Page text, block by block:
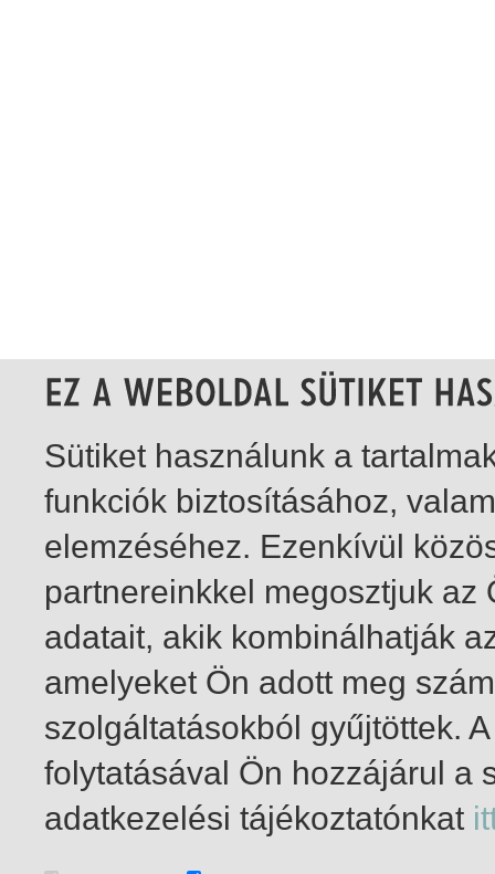
1-3 / összesen 3 találat
Sütiket használunk a
funkciók biztosításához,
elemzéséhez. Ezenkívül
partnereinkkel megosztjuk
adatait, akik kombinálhatják
amelyeket Ön adott meg
szolgáltatásokból gyűjtöttek.
folytatásával Ön hozzájárul a
adatkezelési tájékoztatónkat